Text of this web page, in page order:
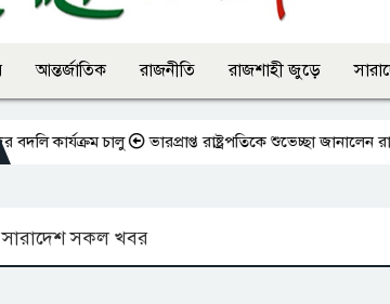
আন্তর্জাতিক রাজনীতি রাজশাহী জুড়ে
চালু ভারপ্রাপ্ত রাষ্ট্রপতিকে শুভেচ্ছা জানালেন রাসিক
সারাদেশ সকল খবর